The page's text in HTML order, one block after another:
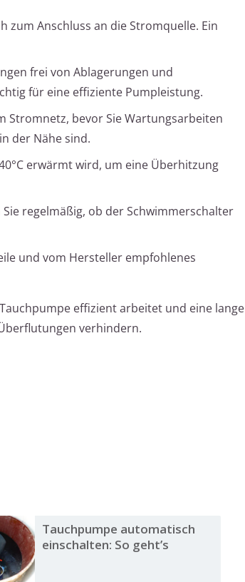
zum Anschluss an die Stromquelle. Ein
frei von Ablagerungen und
für eine effiziente Pumpleistung.
Stromnetz, bevor Sie Wartungsarbeiten
der Nähe sind.
erwärmt wird, um eine Überhitzung
regelmäßig, ob der Schwimmerschalter
und vom Hersteller empfohlenes
effizient arbeitet und eine lange
verhindern.
Tauchpumpe automatisch
einschalten: So geht’s